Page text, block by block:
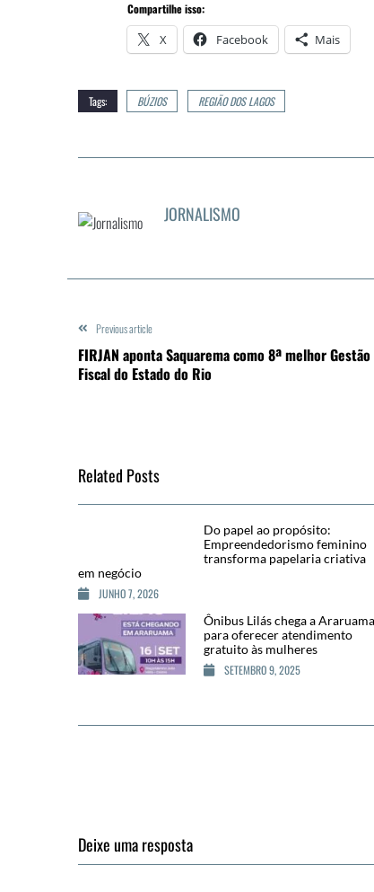
Compartilhe isso:
X Facebook Mais
Tags: BÚZIOS REGIÃO DOS LAGOS
JORNALISMO
Previous article
FIRJAN aponta Saquarema como 8ª melhor Gestão
Fiscal do Estado do Rio
Related Posts
Do papel ao propósito:
Empreendedorismo feminino
transforma papelaria criativa
em negócio
JUNHO 7, 2026
Ônibus Lilás chega a Araruama
para oferecer atendimento
gratuito às mulheres
SETEMBRO 9, 2025
Deixe uma resposta